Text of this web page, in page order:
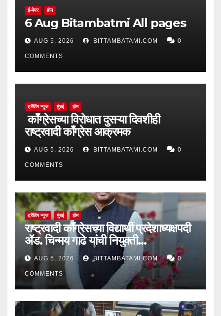
ई-पेपर होम
6 Aug Bitambatmi All pages
AUG 5, 2026 BITTAMBATAMI.COM 0
COMMENTS
ट्रेंडिंग न्यूज मुंबई होम
काँग्रेसच्या विरोधात दुसऱ्या दिवशीही
राष्ट्रवादी काँग्रेस आक्रमक
AUG 5, 2026 BITTAMBATAMI.COM 0
COMMENTS
ट्रेंडिंग न्यूज मुंबई होम
राष्ट्रवादी काँग्रेसच्या विद्यार्थी प्रदेशाध्यक्षपदी
ॲड. चिन्मय गाढे यांची नियुक्ती…
AUG 5, 2026 BITTAMBATAMI.COM 0
COMMENTS